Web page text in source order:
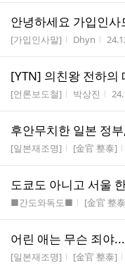
안녕하세요 가입인사
게시판명
[가입인사말] 작성자
Dhyn 작
[YTN] 의친왕 전하의
게시판명
[언론보도철] 작성자
박상진 작
후안무치한 일본 정
게시판명
[일본재조명] 작성자
[金官 整泰]
도쿄도 아니고 서울
게시판명
■간도와독도■ 작성자
[金官 整
어린 애는 무슨 죄야
게시판명
[일본재조명] 작성자
[金官 整泰]